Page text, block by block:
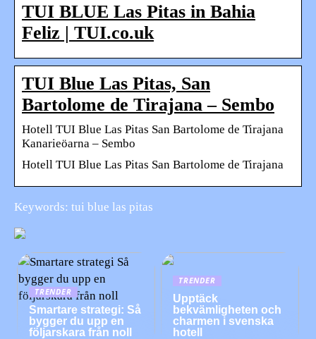
TUI BLUE Las Pitas in Bahia
Feliz | TUI.co.uk
TUI Blue Las Pitas, San
Bartolome de Tirajana – Sembo
Hotell TUI Blue Las Pitas San Bartolome de Tirajana
Kanarieöarna – Sembo
Hotell TUI Blue Las Pitas San Bartolome de Tirajana
Keywords: tui blue las pitas
TRENDER
Smartare strategi: Så
bygger du upp en
följarskara från noll
TRENDER
Upptäck
bekvämligheten och
charmen i svenska
hotell